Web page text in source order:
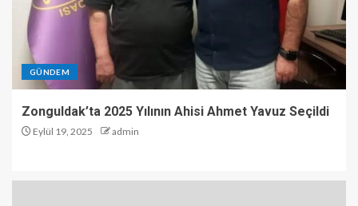
3
Zonguldak’ta Gaziler Günü
kutlamaları
Düzce’de Yol Çalışması
GÜNDEM
Zonguldak’ta 2025 Yılının Ahisi Ahmet Yavuz Seçildi
Eylül 19, 2025 admin